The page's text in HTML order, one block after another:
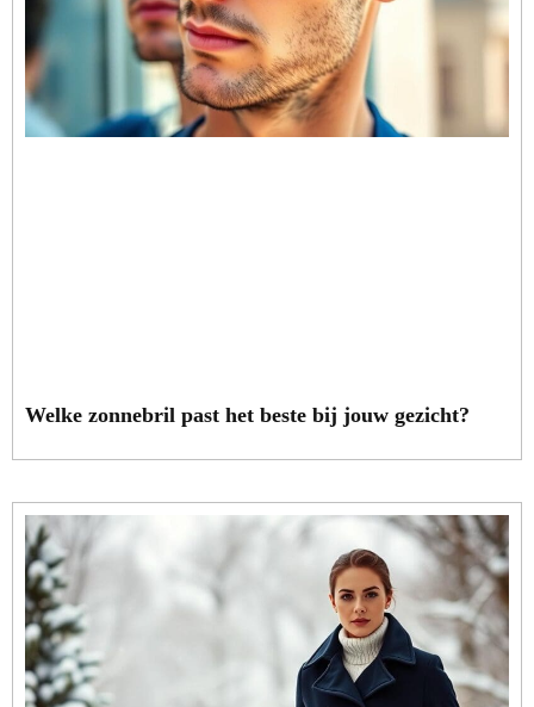
Welke zonnebril past het beste bij jouw gezicht?